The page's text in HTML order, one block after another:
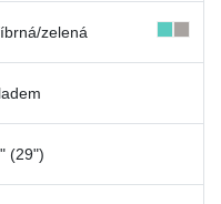
zelená
(29")